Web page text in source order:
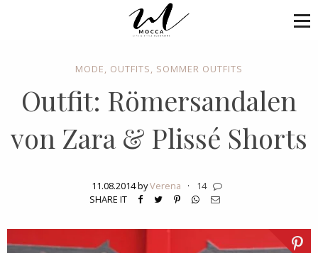
MODE, OUTFITS, SOMMER OUTFITS
Outfit: Römersandalen
von Zara & Plissé Shorts
11.08.2014 byVerena ·
14
SHARE IT